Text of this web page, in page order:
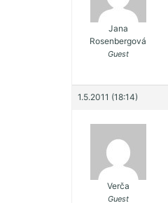
Jana
Rosenbergová
Guest
1.5.2011 (18:14)
Verča
Guest